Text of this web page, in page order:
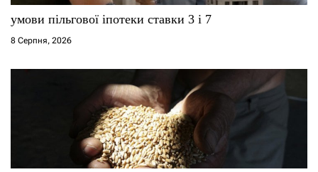
умови пільгової іпотеки ставки 3 і 7
8 Серпня, 2026